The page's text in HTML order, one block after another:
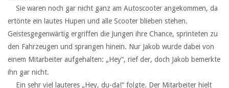
ertönte ein lautes Hupen und alle Scooter blieben stehen.
Geistesgegenwärtig ergriffen die Jungen ihre Chance, sprinteten zu
den Fahrzeugen und sprangen hinein. Nur Jakob wurde dabei von
einem Mitarbeiter aufgehalten: „Hey“, rief der, doch Jakob bemerkte
ihn gar nicht.